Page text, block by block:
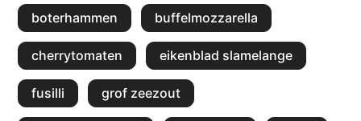
boterhammen buffelmozzarella
cherrytomaten eikenblad slamelange
fusilli grof zeezout